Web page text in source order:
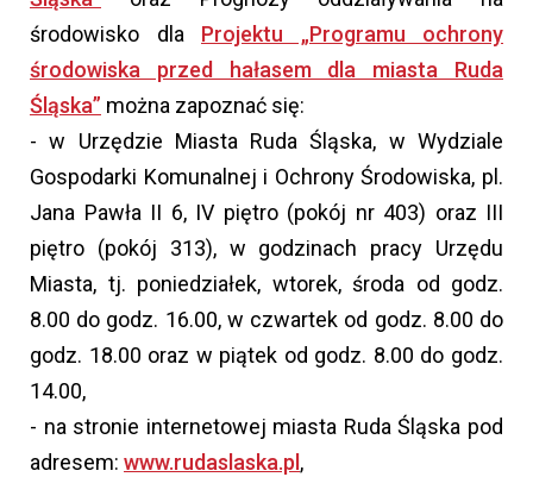
środowisko dla Projektu „Programu ochrony
środowiska przed hałasem dla miasta Ruda
Śląska” można zapoznać się:
- w Urzędzie Miasta Ruda Śląska, w Wydziale
Gospodarki Komunalnej i Ochrony Środowiska, pl.
Jana Pawła II 6, IV piętro (pokój nr 403) oraz III
piętro (pokój 313), w godzinach pracy Urzędu
Miasta, tj. poniedziałek, wtorek, środa od godz.
8.00 do godz. 16.00, w czwartek od godz. 8.00 do
godz. 18.00 oraz w piątek od godz. 8.00 do godz.
14.00,
- na stronie internetowej miasta Ruda Śląska pod
adresem: www.rudaslaska.pl ,